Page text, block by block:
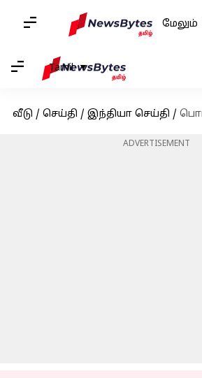
மேலும்
Tamil
வீடு / செய்தி / இந்தியா செய்தி / பொங்கலை
ADVERTISEMENT